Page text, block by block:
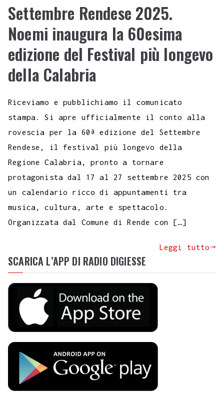
Settembre Rendese 2025.
Noemi inaugura la 60esima
edizione del Festival più longevo
della Calabria
Riceviamo e pubblichiamo il comunicato
stampa. Si apre ufficialmente il conto alla
rovescia per la 60ª edizione del Settembre
Rendese, il festival più longevo della
Regione Calabria, pronto a tornare
protagonista dal 17 al 27 settembre 2025 con
un calendario ricco di appuntamenti tra
musica, cultura, arte e spettacolo.
Organizzata dal Comune di Rende con […]
Leggi tutto
SCARICA L’APP DI RADIO DIGIESSE